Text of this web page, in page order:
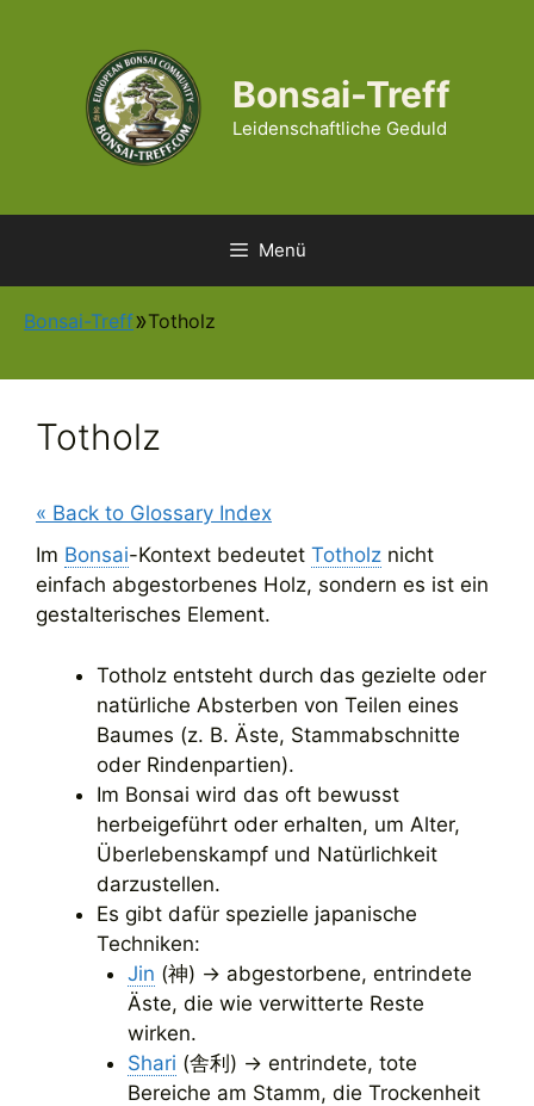
Bonsai-Treff
Leidenschaftliche Geduld
Menü
Bonsai-Treff Totholz
Totholz
« Back to Glossary Index
Im Bonsai-Kontext bedeutet Totholz nicht
einfach abgestorbenes Holz, sondern es ist ein
gestalterisches Element.
Totholz entsteht durch das gezielte oder
natürliche Absterben von Teilen eines
Baumes (z. B. Äste, Stammabschnitte
oder Rindenpartien).
Im Bonsai wird das oft bewusst
herbeigeführt oder erhalten, um Alter,
Überlebenskampf und Natürlichkeit
darzustellen.
Es gibt dafür spezielle japanische
Techniken:
Jin (神) → abgestorbene, entrindete
Äste, die wie verwitterte Reste
wirken.
Shari (舎利) → entrindete, tote
Bereiche am Stamm, die Trockenheit